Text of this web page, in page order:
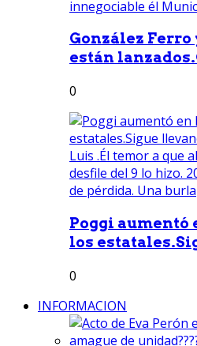
González
están
0
Poggi aumentó
los
0
INFORMACION